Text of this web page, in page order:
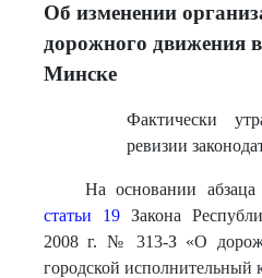
Об изменении
дорожного движения
Минске
Фактически
ревизии
На основании абзаца
статьи 19 Закона
2008 г. № 313-З «О
городской